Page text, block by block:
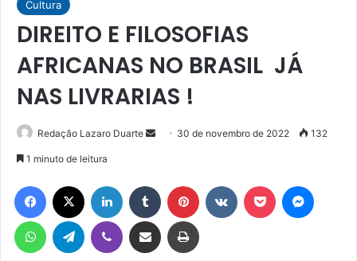
Cultura
DIREITO E FILOSOFIAS
AFRICANAS NO BRASIL JÁ
NAS LIVRARIAS !
Redação Lazaro Duarte
Mande
mail
30 de novembro de 2022 132
1 minuto de leitura
Facebook Linkedin Tumblr Pinterest Pocket
WhatsAppTelegram Viber Compartilhar via e-mail Imprimir